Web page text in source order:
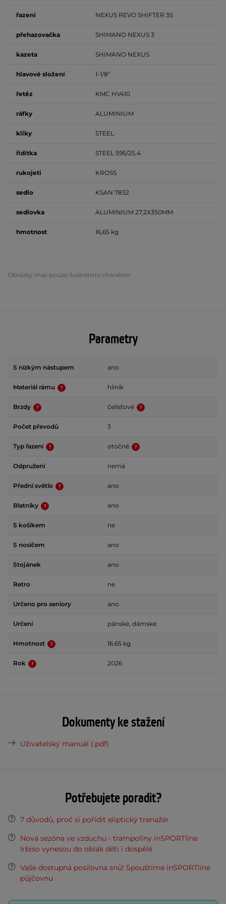
řazení NEXUS REVO SHIFTER 3S
přehazovačka SHIMANO NEXUS 3
kazeta SHIMANO NEXUS
hlavové složení 1-1/8"
řetěz KMC HV410
ráfky ALUMINIUM
kliky STEEL
řídítka STEEL 595/25,4
rukojeti KROSS
sedlo KSAN 7832
sedlovka ALUMINIUM 27,2X350MM
hmotnost 16,65 kg
Obrázky mají pouze ilustrativní charakter.
Parametry
S nízkým nástupem ano
Materiál rámu hliník
Brzdy čelisťové
Počet převodů 3
Typ řazení otočné
Odpružení nemá
Přední světlo ano
Blatníky ano
S košíkem ne
S nosičem ano
Stojánek ano
Retro ne
Určeno pro seniory ano
Určení pánské, dámské
Hmotnost 16.65 kg
Rok 2026
Dokumenty ke stažení
Uživatelský manuál (.pdf)
Potřebujete poradit?
7 důvodů, proč si pořídit eliptický trenažér
Nová sezóna ve vzduchu - trampolíny inSPORTline
Irbiso vynesou do oblak děti i dospělé
Vaše dostupná posilovna snů! Spouštíme inSPORTline
půjčovnu